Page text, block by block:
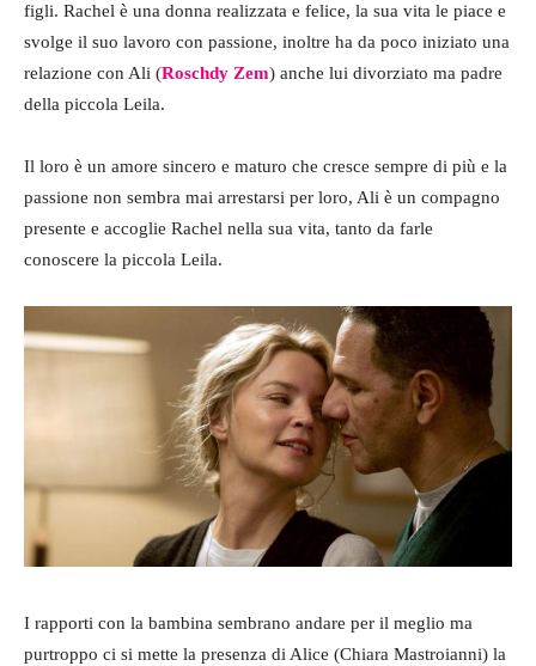
figli. Rachel è una donna realizzata e felice, la sua vita le piace e
svolge il suo lavoro con passione, inoltre ha da poco iniziato una
relazione con Ali (Roschdy Zem) anche lui divorziato ma padre
della piccola Leila.
Il loro è un amore sincero e maturo che cresce sempre di più e la
passione non sembra mai arrestarsi per loro, Ali è un compagno
presente e accoglie Rachel nella sua vita, tanto da farle
conoscere la piccola Leila.
I rapporti con la bambina sembrano andare per il meglio ma
purtroppo ci si mette la presenza di Alice (Chiara Mastroianni) la